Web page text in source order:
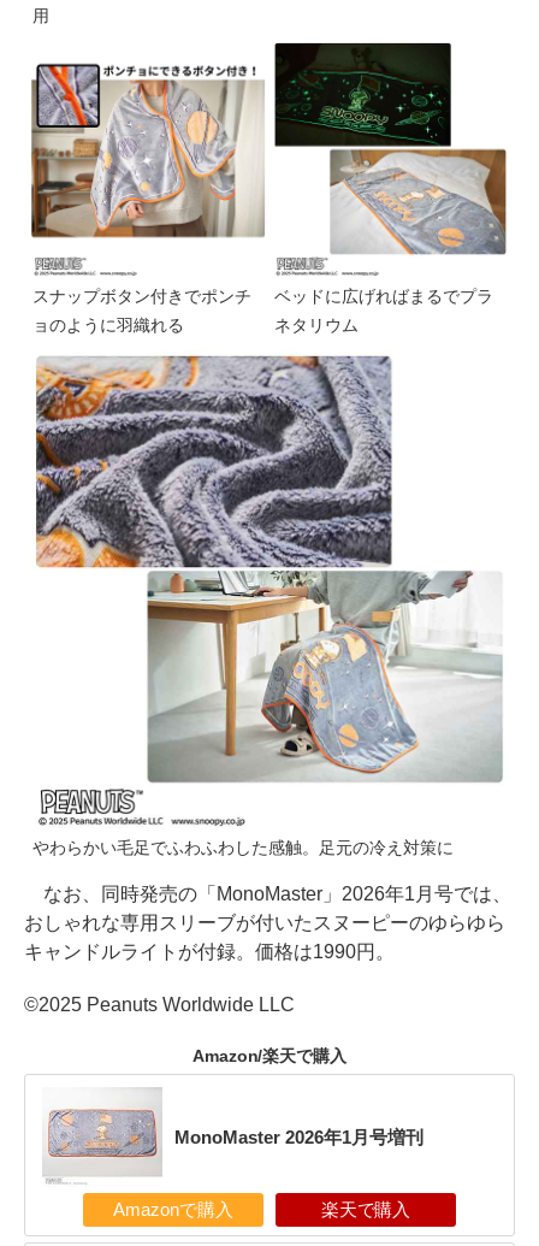
用
スナップボタン付きでポンチ
ョのように羽織れる
ベッドに広げればまるでプラ
ネタリウム
やわらかい毛足でふわふわした感触。足元の冷え対策に
なお、同時発売の「MonoMaster」2026年1月号では、
おしゃれな専用スリーブが付いたスヌーピーのゆらゆら
キャンドルライトが付録。価格は1990円。
©2025 Peanuts Worldwide LLC
Amazon/楽天で購入
MonoMaster 2026年1月号増刊
Amazonで購入 楽天で購入